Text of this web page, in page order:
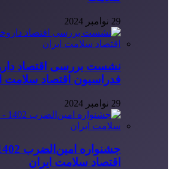
29 نوامبر 2024
نشست بررسی اقتصاد
فدراسیون اقتصاد سلامت
29 نوامبر 2024
اقتصاد سلامت ایران